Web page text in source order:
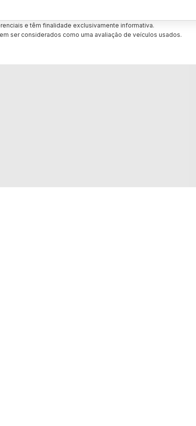
e têm finalidade exclusivamente informativa.
ser considerados como uma avaliação de veículos usados.